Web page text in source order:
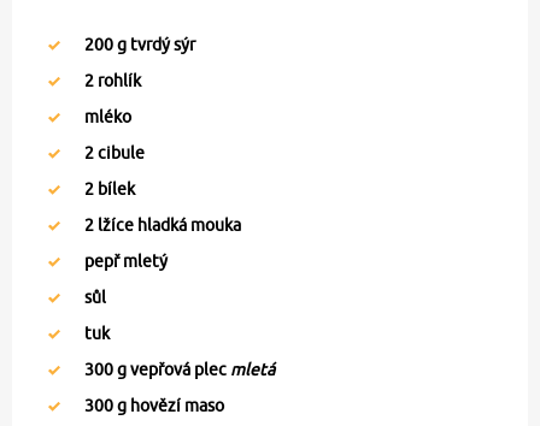
200g tvrdý sýr
2 rohlík
mléko
2cibule
2 bílek
2 lžíce hladká mouka
pepř mletý
sůl
tuk
300g vepřová plec mletá
300g hovězí maso